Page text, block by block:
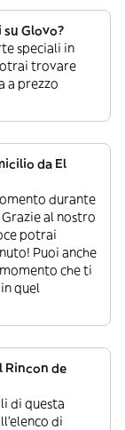
Glovo?
speciali in
trovare
a prezzo
da El
durante
Grazie al nostro
potrai
Puoi anche
che ti
quel
Rincon de
di questa
di